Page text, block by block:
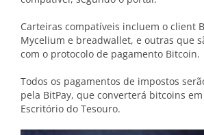
Carteiras compatíveis incluem o client
Mycelium e breadwallet, e outras que
com o protocolo de pagamento Bitcoin.
Todos os pagamentos de impostos
pela BitPay, que converterá bitcoins
Escritório do Tesouro.